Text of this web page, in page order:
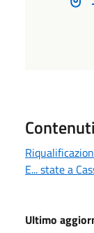
E... state a
Ultimo